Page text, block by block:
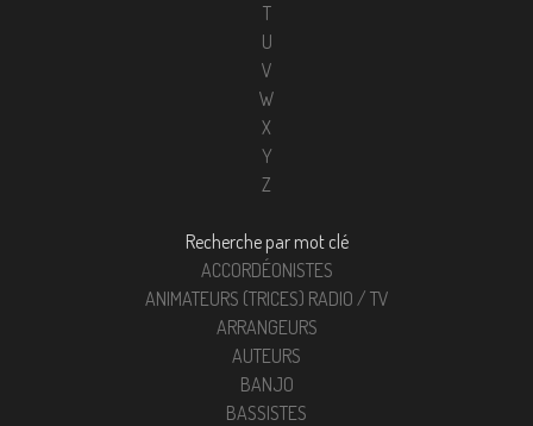
T
U
V
W
X
Y
Z
Recherche par mot clé
ACCORDÉONISTES
ANIMATEURS (TRICES) RADIO / TV
ARRANGEURS
AUTEURS
BANJO
BASSISTES